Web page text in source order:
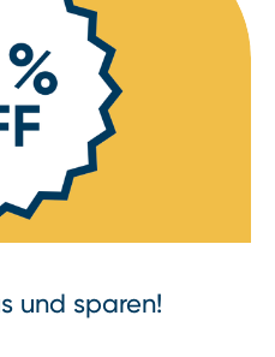
und sparen!